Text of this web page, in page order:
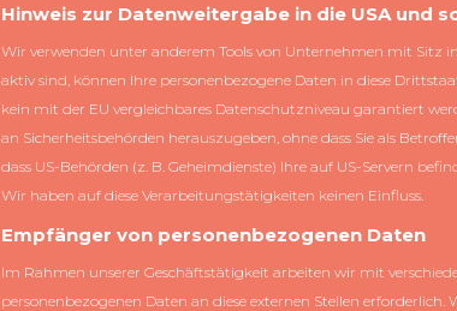
Hinweis zur Datenweitergabe in die USA und
Wir verwenden unter anderem Tools von Unternehmen mit Sitz
aktiv sind, können Ihre personenbezogene Daten in diese
kein mit der EU vergleichbares Datenschutzniveau garantiert
an Sicherheitsbehörden herauszugeben, ohne dass Sie als
dass US-Behörden (z. B. Geheimdienste) Ihre auf US-Servern
Wir haben auf diese Verarbeitungstätigkeiten keinen Einfluss.
Empfänger von personenbezogenen Daten
Im Rahmen unserer Geschäftstätigkeit arbeiten wir mit
personenbezogenen Daten an diese externen Stellen